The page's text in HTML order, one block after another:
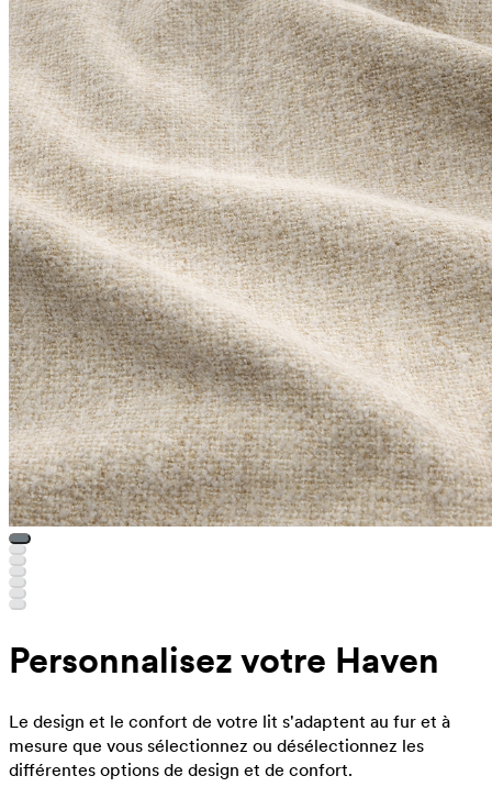
Personnalisez votre Haven
Le design et le confort de votre lit s'adaptent au fur et à
mesure que vous sélectionnez ou désélectionnez les
différentes options de design et de confort.